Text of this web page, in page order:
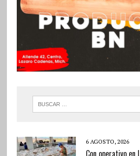
6 AGOSTO, 2026
Con operativo en